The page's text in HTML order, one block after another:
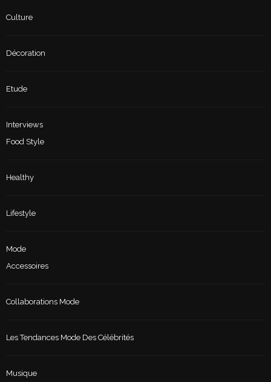
Culture
Décoration
Etude
Interviews
Food Style
Healthy
Lifestyle
Mode
Accessoires
Collaborations Mode
Les Tendances Mode Des Célébrités
Musique